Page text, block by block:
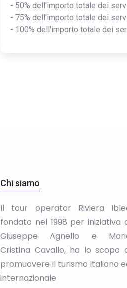
- 50% dell'importo totale dei
- 75% dell'importo totale dei
- 100% dell'importo totale dei
Chi siamo
Il tour operator Riviera
fondato nel 1998 per iniziativa
Giuseppe Agnello e
Cristina Cavallo, ha lo scopo
promuovere il turismo italiano
internazionale